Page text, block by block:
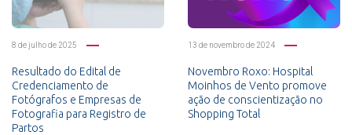
8 de julho de 2025
Resultado do Edital de
Credenciamento de
Fotógrafos e Empresas de
Fotografia para Registro de
Partos
13 de novembro de 2024
Novembro Roxo: Hospital
Moinhos de Vento promove
ação de conscientização no
Shopping Total